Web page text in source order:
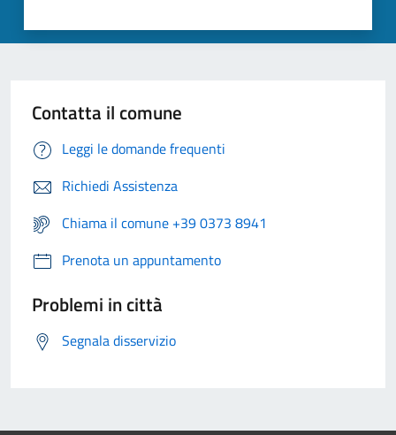
Contatta il comune
Leggi le domande frequenti
Richiedi Assistenza
Chiama il comune +39 0373 8941
Prenota un appuntamento
Problemi in città
Segnala disservizio